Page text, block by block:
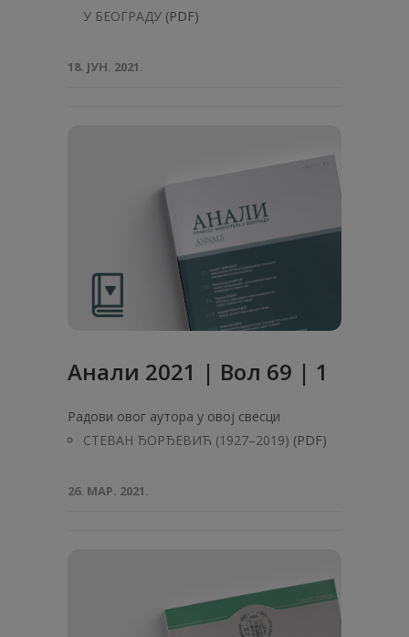
У БЕОГРАДУ (PDF)
18. ЈУН. 2021.
Анали 2021 | Вол 69 | 1
Радови овог аутора у овој свесци
СТЕВАН ЂОРЂЕВИЋ (1927–2019) (PDF)
26. МАР. 2021.